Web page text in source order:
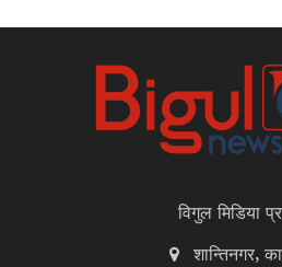
विगुल मिडिया
शान्तिनगर,